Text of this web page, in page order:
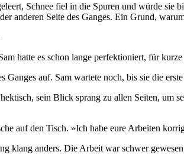
Schnee fiel in die Spuren und würde sie
anderen Seite des Ganges. Ein Grund,
hatte es schon lange perfektioniert, für
auf. Sam wartete noch, bis sie die
sein Blick sprang zu allen Seiten, um
auf den Tisch. »Ich habe eure Arbeiten
klang anders. Die Arbeit war schwer